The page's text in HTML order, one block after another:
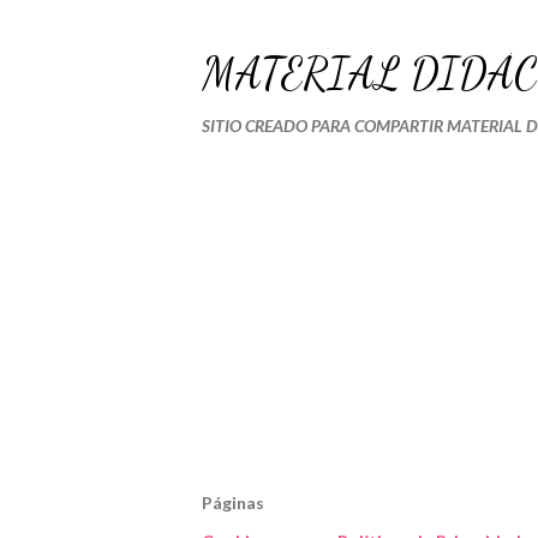
MATERIAL
SITIO CREADO PARA COMPARTIR MATERIAL
Páginas